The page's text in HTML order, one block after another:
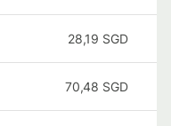
28,19 SGD
70,48 SGD